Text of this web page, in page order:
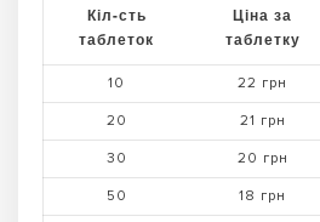
Кіл-сть
таблеток
Ціна за
таблетку
10 22 грн
20 21 грн
30 20 грн
50 18 грн